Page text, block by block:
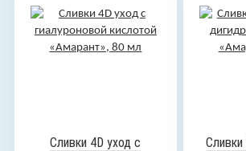
Сливки 4D уход с